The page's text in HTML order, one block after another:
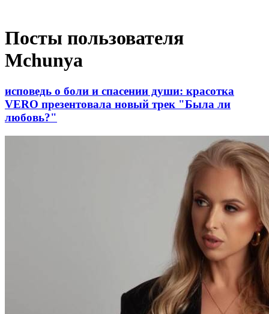
Посты пользователя
Mchunya
исповедь о боли и спасении души: красотка
VERO презентовала новый трек "Была ли
любовь?"